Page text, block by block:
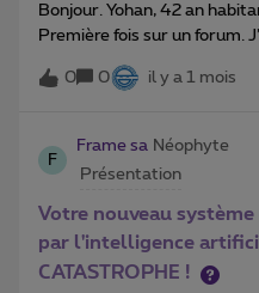
Bonjour. Yohan, 42 an
Première fois sur un forum.
devais se présenter dans
0 0 il y a 1 mois
F
Frame sa Néophyte
Présentation
Votre nouveau
par l'intelligence
CATASTROPHE !